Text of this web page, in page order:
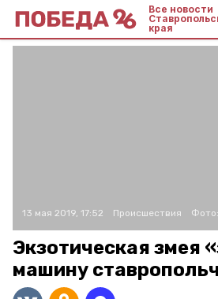
Все новости
края
13 мая 2019, 17:52 Происшествия Фото:
Экзотическая змея
машину